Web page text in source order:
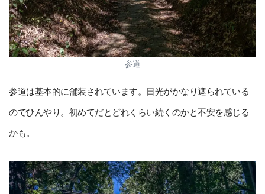
参道
参道は基本的に舗装されています。日光がかなり遮られている
のでひんやり。初めてだとどれくらい続くのかと不安を感じる
かも。